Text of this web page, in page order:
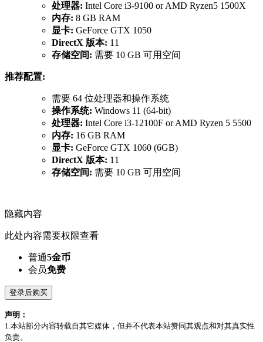
处理器: Intel Core i3-9100 or AMD Ryzen5 1500X
内存: 8 GB RAM
显卡: GeForce GTX 1050
DirectX 版本: 11
存储空间: 需要 10 GB 可用空间
推荐配置:
需要 64 位处理器和操作系统
操作系统: Windows 11 (64-bit)
处理器: Intel Core i3-12100F or AMD Ryzen 5 5500
内存: 16 GB RAM
显卡: GeForce GTX 1060 (6GB)
DirectX 版本: 11
存储空间: 需要 10 GB 可用空间
隐藏内容
此处内容需要权限查看
普通5金币
会员免费
登录后购买
声明：
1.本站部分内容转载自其它媒体，但并不代表本站赞同其观点和对其真实性
负责。